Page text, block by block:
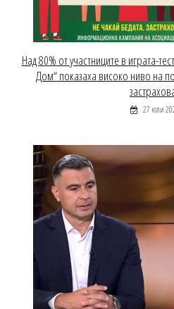
Над 80% от участниците в играта-
Дом“ показаха високо ниво на
27 юли